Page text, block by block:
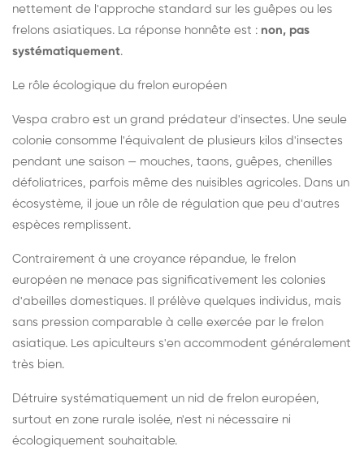
nettement de l'approche standard sur les guêpes ou les
frelons asiatiques. La réponse honnête est : non, pas
systématiquement.
Le rôle écologique du frelon européen
Vespa crabro est un grand prédateur d'insectes. Une seule
colonie consomme l'équivalent de plusieurs kilos d'insectes
pendant une saison — mouches, taons, guêpes, chenilles
défoliatrices, parfois même des nuisibles agricoles. Dans un
écosystème, il joue un rôle de régulation que peu d'autres
espèces remplissent.
Contrairement à une croyance répandue, le frelon
européen ne menace pas significativement les colonies
d'abeilles domestiques. Il prélève quelques individus, mais
sans pression comparable à celle exercée par le frelon
asiatique. Les apiculteurs s'en accommodent généralement
très bien.
Détruire systématiquement un nid de frelon européen,
surtout en zone rurale isolée, n'est ni nécessaire ni
écologiquement souhaitable.